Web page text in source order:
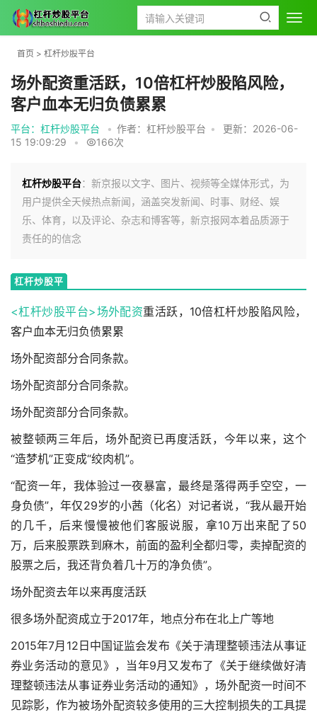
首页 > 杠杆炒股平台
场外配资重活跃，10倍杠杆炒股陷风险，
客户血本无归负债累累
平台：杠杆炒股平台 • 作者：杠杆炒股平台 •
更新：2026-06-
15 19:09:29
• 166次
杠杆炒股平台：新京报以文字、图片、视频等全媒体形式，为
用户提供全天候热点新闻，涵盖突发新闻、时事、财经、娱
乐、体育，以及评论、杂志和博客等，新京报网本着品质源于
责任的的信念
杠杆炒股平
<杠杆炒股平台>场外配资重活跃，10倍杠杆炒股陷风险，
客户血本无归负债累累
场外配资部分合同条款。
场外配资部分合同条款。
场外配资部分合同条款。
被整顿两三年后，场外配资已再度活跃，今年以来，这个
“造梦机”正变成“绞肉机”。
“配资一年，我体验过一夜暴富，最终是落得两手空空，一
身负债”，年仅29岁的小茜（化名）对记者说，“我从最开始
的几千，后来慢慢被他们客服说服，拿10万出来配了50
万，后来股票跌到麻木，前面的盈利全都归零，卖掉配资的
股票之后，我还背负着几十万的净负债”。
场外配资去年以来再度活跃
很多场外配资成立于2017年，地点分布在北上广等地
2015年7月12日中国证监会发布《关于清理整顿违法从事证
券业务活动的意见》，当年9月又发布了《关于继续做好清
理整顿违法从事证券业务活动的通知》，场外配资一时间不
见踪影，作为被场外配资较多使用的三大控制损失的工具提